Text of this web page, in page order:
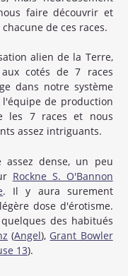
faire découvrir et
de ces races.
alien de la Terre,
cotés de 7 races
dans notre système
de production
les 7 races et nous
assez intriguants.
dense, un peu
Rockne S. O'Bannon
. Il y aura surement
dose d'érotisme.
des habitués
(Angel), Grant Bowler
13).